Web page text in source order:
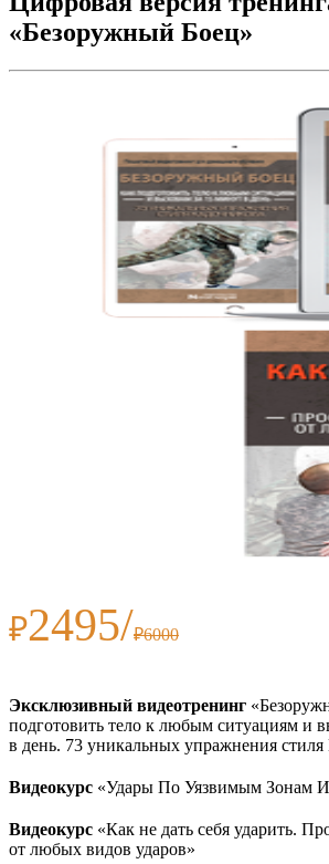
«Безоружный Боец»
₽2495/₽6000
Эксклюзивный видеотренинг
подготовить тело к любым ситуациям и
в день. 73 уникальных упражнения стиля
Видеокурс «Удары По Уязвимым Зонам
Видеокурс «Как не дать себя ударить.
от любых видов ударов»